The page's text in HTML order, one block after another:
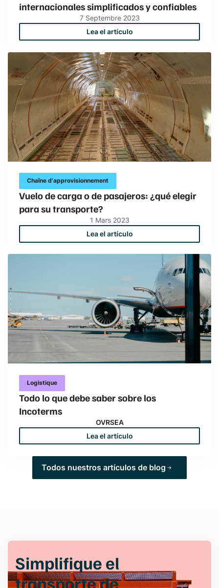
internacionales simplificados y confiables
7 Septembre 2023
Lea el artículo
Chaîne d'approvisionnement
Vuelo de carga o de pasajeros: ¿qué elegir
para su transporte?
1 Mars 2023
Lea el artículo
Logistique
Todo lo que debe saber sobre los
Incoterms
OVRSEA
Lea el artículo
Todos nuestros artículos de blog
Simplifique el
transporte de